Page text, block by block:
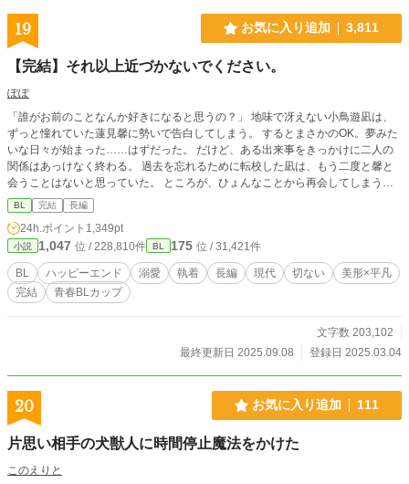
19 お気に入り追加 3,811
【完結】それ以上近づかないでください。
ぽぽ
「誰がお前のことなんか好きになると思うの？」 地味で冴えない小鳥遊凪は、
ずっと憧れていた蓮見馨に勢いで告白してしまう。 するとまさかのOK。夢みた
いな日々が始まった……はずだった。 だけど、ある出来事をきっかけに二人の
関係はあっけなく終わる。 過去を忘れるために転校した凪は、もう二度と馨と
会うことはないと思っていた。 ところが、ひょんなことから再会してしまう。
しかも、久しぶりに会った馨はどこか様子が違っていた。 「今度は、もう離さ
ないから」 「お願いだから、僕にもう近づかないで…」
BL 完結 長編
24h.ポイント 1,349pt
小説 1,047 位 / 228,810件 BL 175 位 / 31,421件
BL ハッピーエンド 溺愛 執着 長編 現代 切ない
美形×平凡
完結
青春BLカップ​
文字数 203,102
最終更新日 2025.09.08
登録日 2025.03.04
20 お気に入り追加 111
片思い相手の犬獣人に時間停止魔法をかけた
このえりと